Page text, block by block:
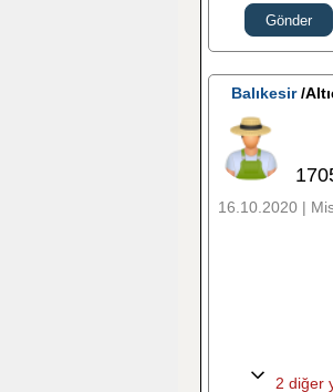
Gönder
Balıkesir/
16.10.2020 |
2 diğer